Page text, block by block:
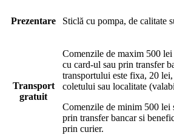
Prezentare Sticlă cu pompa, de calitate
Transport
gratuit
Comenzile de maxim 500 lei
cu card-ul sau prin transfer
transportului este fixa, 20
coletului sau localitate
Comenzile de minim 500 lei
prin transfer bancar si
prin curier.